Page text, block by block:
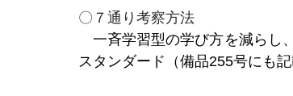
〇７通り考察方法
一斉学習型の学び方を減らし
スタンダード（備品255号にも